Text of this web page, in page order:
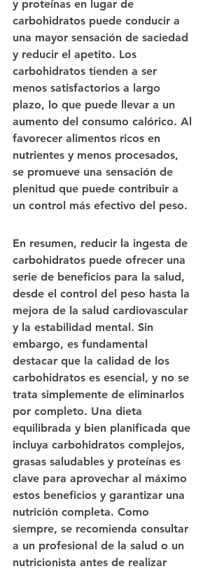
y proteínas en lugar de
carbohidratos puede conducir a
una mayor sensación de saciedad
y reducir el apetito. Los
carbohidratos tienden a ser
menos satisfactorios a largo
plazo, lo que puede llevar a un
aumento del consumo calórico. Al
favorecer alimentos ricos en
nutrientes y menos procesados,
se promueve una sensación de
plenitud que puede contribuir a
un control más efectivo del peso.
En resumen, reducir la ingesta de
carbohidratos puede ofrecer una
serie de beneficios para la salud,
desde el control del peso hasta la
mejora de la salud cardiovascular
y la estabilidad mental. Sin
embargo, es fundamental
destacar que la calidad de los
carbohidratos es esencial, y no se
trata simplemente de eliminarlos
por completo. Una dieta
equilibrada y bien planificada que
incluya carbohidratos complejos,
grasas saludables y proteínas es
clave para aprovechar al máximo
estos beneficios y garantizar una
nutrición completa. Como
siempre, se recomienda consultar
a un profesional de la salud o un
nutricionista antes de realizar